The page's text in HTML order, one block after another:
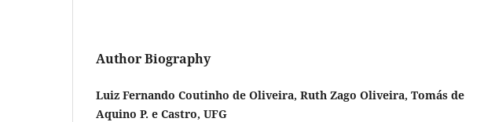
Author Biography
Luiz Fernando Coutinho de Oliveira, Ruth Zago Oliveira, Tomás de
Aquino P. e Castro, UFG